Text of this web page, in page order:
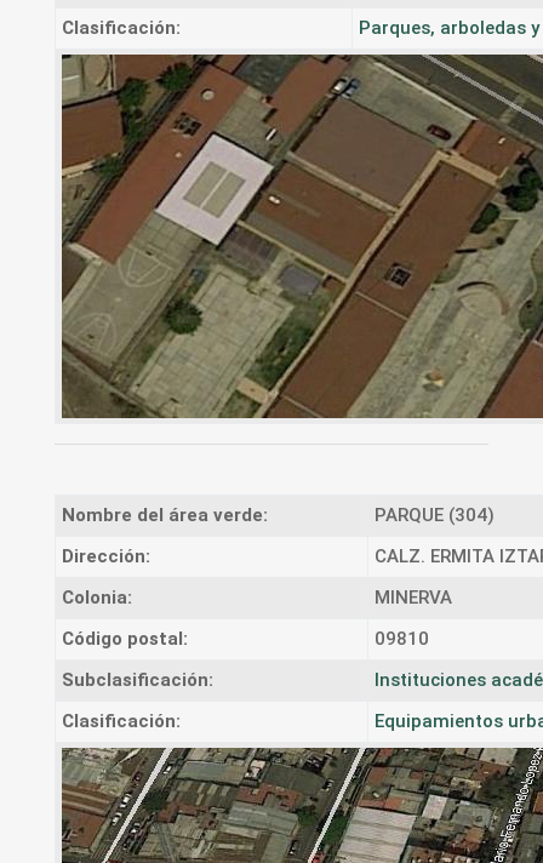
Clasificación:
Parques, arboledas
Nombre del área verde:
PARQUE (304)
Dirección:
CALZ. ERMITA
Colonia:
MINERVA
Código postal:
09810
Subclasificación:
Instituciones
Clasificación:
Equipamientos